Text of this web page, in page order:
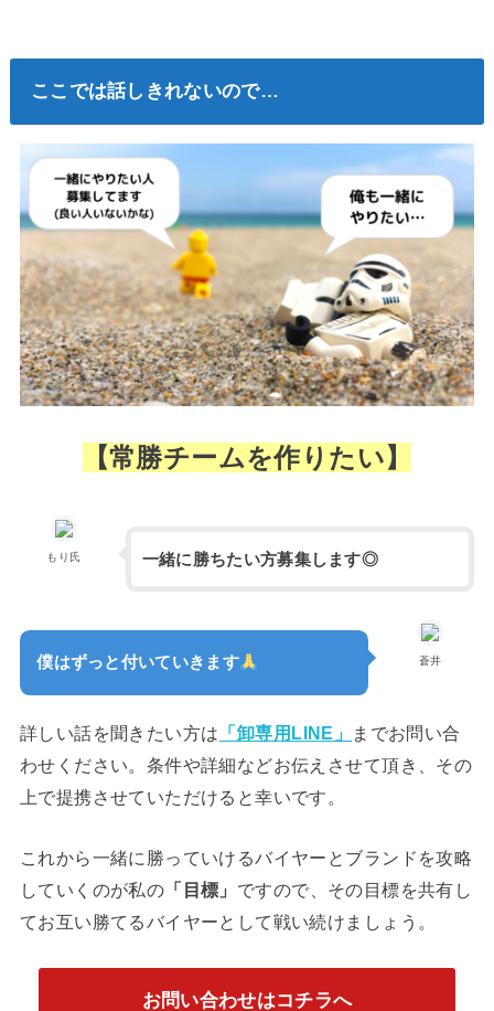
ここでは話しきれないので…
【常勝チームを作りたい】
もり氏 一緒に勝ちたい方募集します◎
蒼井
僕はずっと付いていきます
詳しい話を聞きたい方は 「卸専用LINE」
までお問い合
わせください。条件や詳細などお伝えさせて頂き、その
上で提携させていただけると幸いです。
これから一緒に勝っていけるバイヤーとブランドを攻略
していくのが私の 「目標」 ですので、その目標を共有し
てお互い勝てるバイヤーとして戦い続けましょう。
お問い合わせはコチラへ